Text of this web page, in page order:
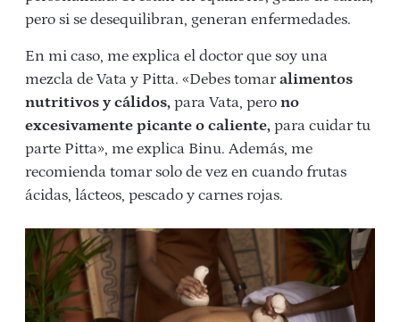
pero si se desequilibran, generan enfermedades.
En mi caso, me explica el doctor que soy una
mezcla de Vata y Pitta. «Debes tomaralimentos
nutritivos y cálidos, para Vata, pero no
excesivamente picante o caliente, para cuidar tu
parte Pitta», me explica Binu. Además, me
recomienda tomar solo de vez en cuando frutas
ácidas, lácteos, pescado y carnes rojas.